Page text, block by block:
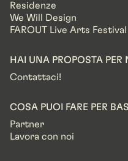
Residenze
We Will Design
FAROUT Live Arts Festival
HAI UNA PROPOSTA PER
Contattaci!
COSA PUOI FARE PER
Partner
Lavora con noi